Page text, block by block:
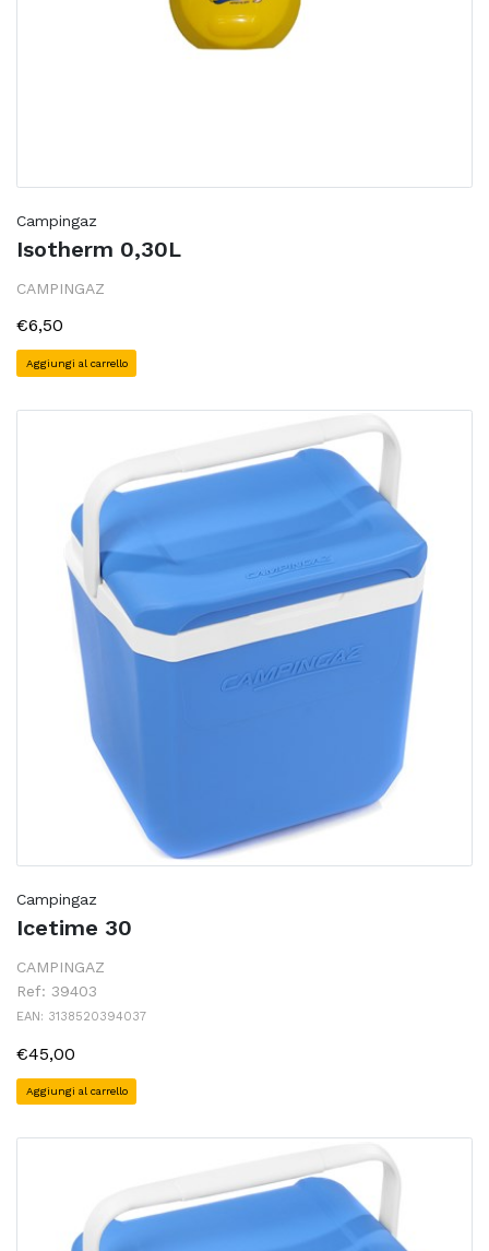
Campingaz
Isotherm 0,30L
CAMPINGAZ
€6,50
Aggiungi al carrello
Campingaz
Icetime 30
CAMPINGAZ
Ref: 39403
EAN: 3138520394037
€45,00
Aggiungi al carrello